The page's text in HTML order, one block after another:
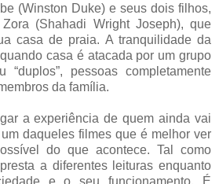
(Winston Duke) e seus dois filhos,
(Shahadi Wright Joseph), que
casa de praia. A tranquilidade da
casa é atacada por um grupo
“duplos”, pessoas completamente
da família.
a experiência de quem ainda vai
daqueles filmes que é melhor ver
do que acontece. Tal como
a diferentes leituras enquanto
e o seu funcionamento. É